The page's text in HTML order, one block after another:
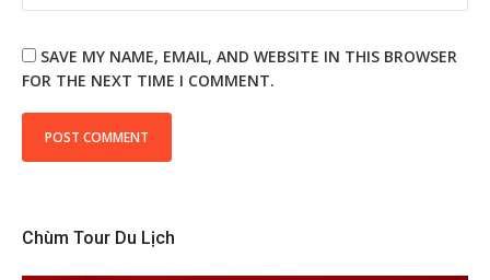
SAVE MY NAME, EMAIL, AND WEBSITE IN THIS BROWSER
FOR THE NEXT TIME I COMMENT.
Chùm Tour Du Lịch